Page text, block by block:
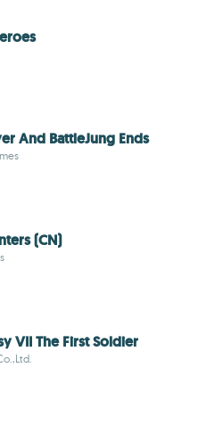
And BattleJung Ends
(CN)
VII The First Soldier